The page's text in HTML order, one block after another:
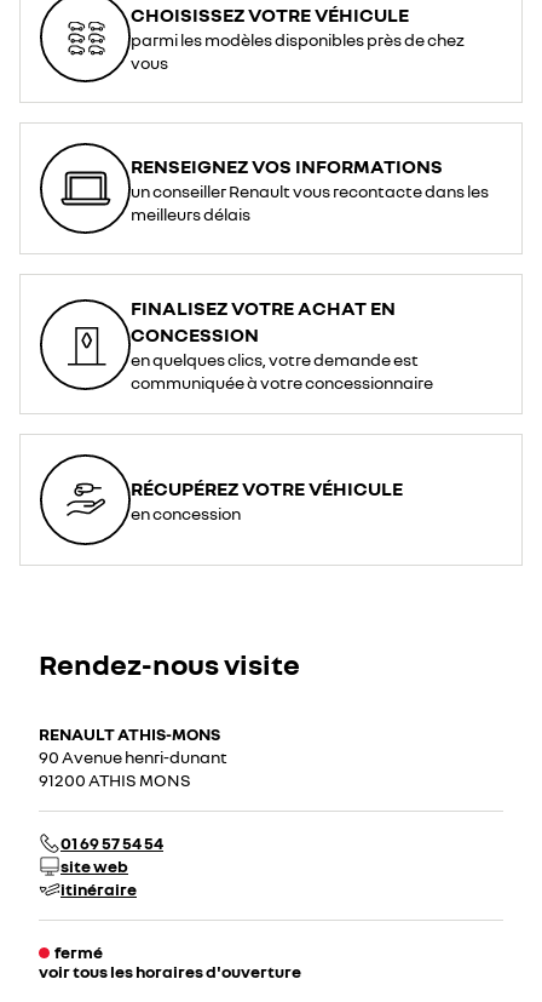
CHOISISSEZ VOTRE VÉHICULE
parmi les modèles disponibles près de chez
vous
RENSEIGNEZ VOS INFORMATIONS
un conseiller Renault vous recontacte dans les
meilleurs délais
FINALISEZ VOTRE ACHAT EN
CONCESSION
en quelques clics, votre demande est
communiquée à votre concessionnaire
RÉCUPÉREZ VOTRE VÉHICULE
en concession
Rendez-nous visite
RENAULT ATHIS-MONS
90 Avenue henri-dunant
91200 ATHIS MONS
01 69 57 54 54
site web
itinéraire
fermé
voir tous les horaires d'ouverture